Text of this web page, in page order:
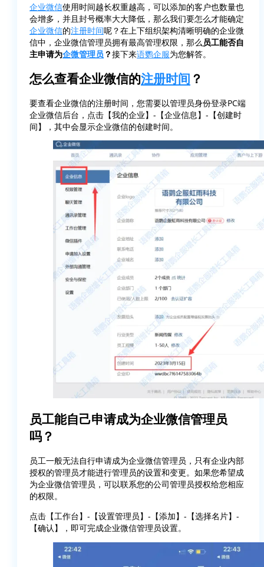
企业微信使用时间越长权重越高，可以添加的客户也数量也
会增多，并且封号概率大大降低，那么我们要怎么才能确定
企业微信的注册时间呢？在上下组织架构清晰明确的企业微
信中，企业微信管理员拥有最高管理权限，那么 员工能否自
主申请为企微管理员 ？接下来语鹦企服为您解答。
怎么查看企业微信的注册时间 ？
要查看企业微信的注册时间，您需要以管理员身份登录PC端
企业微信后台，点击【我的企业】-【企业信息】-【创建时
间】，其中会显示企业微信的创建时间。
员工能自己申请成为企业微信管理员
吗？
员工一般无法自行申请成为企业微信管理员，只有企业内部
授权的管理员才能进行管理员的设置和变更。如果您希望成
为企业微信管理员，可以联系您的公司管理员授权给您相应
的权限。
点击【工作台】-【设置管理员】-【添加】-【选择名片】-
【确认】，即可完成企业微信管理员设置。